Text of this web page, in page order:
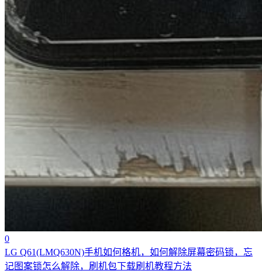
0
LG Q61(LMQ630N)手机如何格机，如何解除屏幕密码锁，忘
记图案锁怎么解除，刷机包下载刷机教程方法